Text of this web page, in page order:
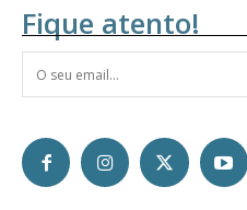
Fique atento!